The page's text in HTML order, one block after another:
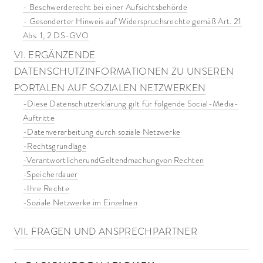
- Beschwerderecht bei einer Aufsichtsbehörde
- Gesonderter Hinweis auf Widerspruchsrechte gemäß Art. 21
Abs. 1, 2 DS-GVO
VI. ERGÄNZENDE
DATENSCHUTZINFORMATIONEN ZU UNSEREN
PORTALEN AUF SOZIALEN NETZWERKEN
-Diese Datenschutzerklärung gilt für folgende Social-Media-
Auftritte
-Datenverarbeitung durch soziale Netzwerke
-Rechtsgrundlage
-VerantwortlicherundGeltendmachungvon Rechten
-Speicherdauer
-Ihre Rechte
-Soziale Netzwerke im Einzelnen
VII. FRAGEN UND ANSPRECHPARTNER